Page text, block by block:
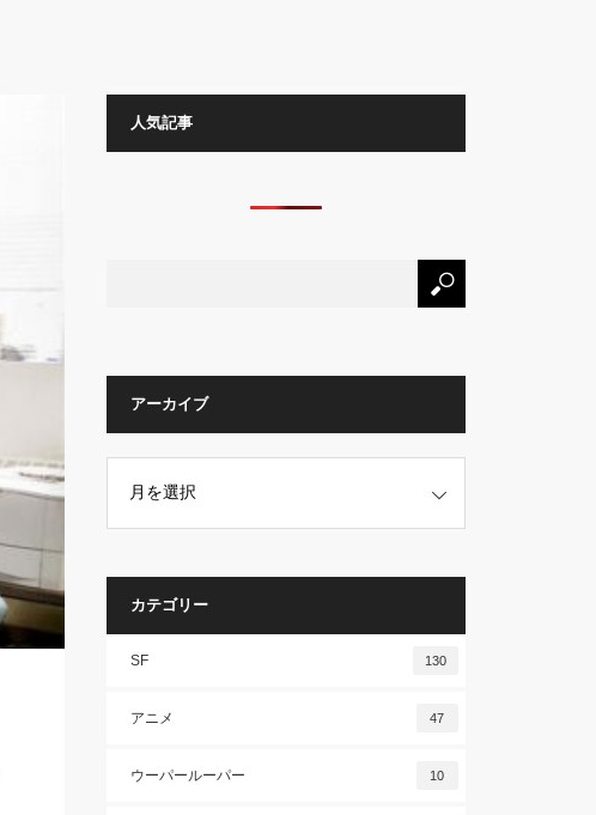
人気記事
アーカイブ
カテゴリー
SF 130
アニメ 47
ウーパールーパー 10